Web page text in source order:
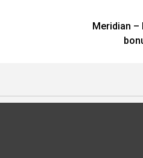
Meridian –